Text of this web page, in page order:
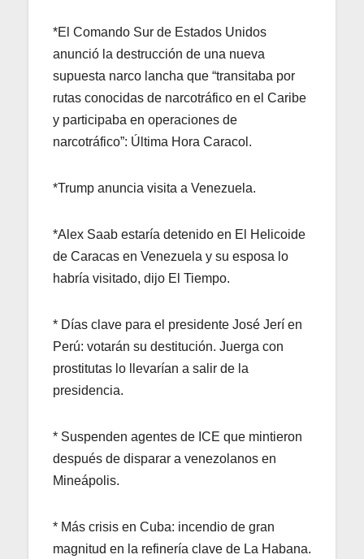
*El Comando Sur de Estados Unidos
anunció la destrucción de una nueva
supuesta narco lancha que “transitaba por
rutas conocidas de narcotráfico en el Caribe
y participaba en operaciones de
narcotráfico”: Última Hora Caracol.
*Trump anuncia visita a Venezuela.
*Alex Saab estaría detenido en El Helicoide
de Caracas en Venezuela y su esposa lo
habría visitado, dijo El Tiempo.
* Días clave para el presidente José Jerí en
Perú: votarán su destitución. Juerga con
prostitutas lo llevarían a salir de la
presidencia.
* Suspenden agentes de ICE que mintieron
después de disparar a venezolanos en
Mineápolis.
* Más crisis en Cuba: incendio de gran
magnitud en la refinería clave de La Habana.